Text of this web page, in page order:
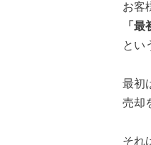
お客
「
とい
最初
売却
それ